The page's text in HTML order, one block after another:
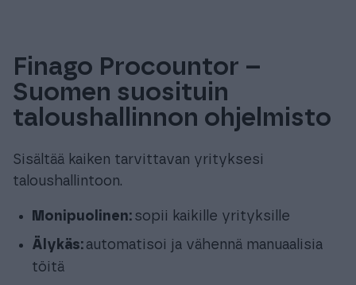
Finago Procountor –
Suomen suosituin
taloushallinnon ohjelmisto
Sisältää kaiken tarvittavan yrityksesi
taloushallintoon.
Monipuolinen: sopii kaikille yrityksille
Älykäs: automatisoi ja vähennä manuaalisia
töitä